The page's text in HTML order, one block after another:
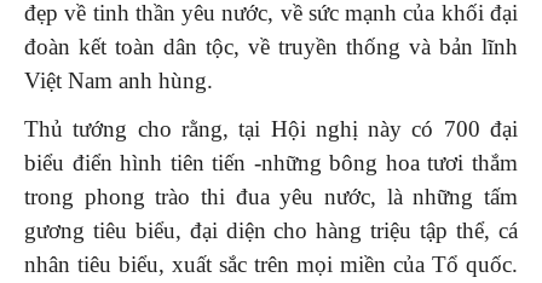
đẹp về tinh thần yêu nước, về sức mạnh của khối đại
đoàn kết toàn dân tộc, về truyền thống và bản lĩnh
Việt Nam anh hùng.
Thủ tướng cho rằng, tại Hội nghị này có 700 đại
biểu điển hình tiên tiến -những bông hoa tươi thắm
trong phong trào thi đua yêu nước, là những tấm
gương tiêu biểu, đại diện cho hàng triệu tập thể, cá
nhân tiêu biểu, xuất sắc trên mọi miền của Tổ quốc.